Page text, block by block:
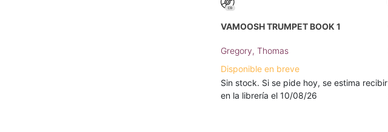
VAMOOSH TRUMPET BOOK 1
Gregory, Thomas
Disponible en breve
Sin stock. Si se pide hoy, se estima recibir
en la librería el 10/08/26